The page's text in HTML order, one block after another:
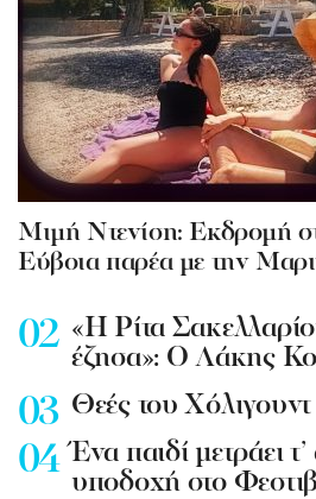
Mιμή Ντενίση: Εκδρομή
Εύβοια παρέα με την
«Η Ρίτα
έζησα»: Ο Λάκης
Θεές του
Ένα παιδί μετράει
υποδοχή στο